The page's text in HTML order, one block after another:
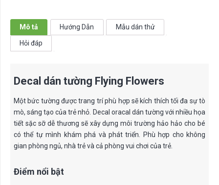
WKP004
số
lượng
Mô tả Hướng Dẫn Mẫu dán thử
Hỏi đáp
Decal dán tường Flying Flowers
Một bức tường được trang trí phù hợp sẽ kích thích tối đa sự tò
mò, sáng tạo của trẻ nhỏ. Decal oracal dán tường với nhiều họa
tiết sặc sỡ dễ thương sẽ xây dựng môi trường hảo hảo cho bé
có thể tự mình khám phá và phát triển. Phù hợp cho không
gian phòng ngủ, nhà trẻ và cả phòng vui chơi của trẻ.
Điểm nổi bật